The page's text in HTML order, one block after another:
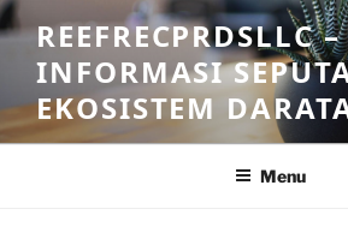
Skip
to
content
REEFRECPRDSLLC –
INFORMASI
EKOSISTEM
Menu